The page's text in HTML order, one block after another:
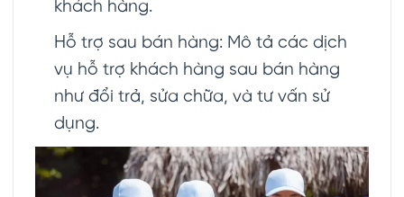
khách hàng.
Hỗ trợ sau bán hàng: Mô tả các dịch
vụ hỗ trợ khách hàng sau bán hàng
như đổi trả, sửa chữa, và tư vấn sử
dụng.